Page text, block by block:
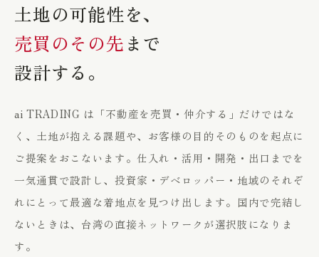
土地の可能性を、
売買のその先まで
設計する。
ai TRADING は「不動産を売買・仲介する」だけではな
く、土地が抱える課題や、お客様の目的そのものを起点に
ご提案をおこないます。仕入れ・活用・開発・出口までを
一気通貫で設計し、投資家・デベロッパー・地域のそれぞ
れにとって最適な着地点を見つけ出します。国内で完結し
ないときは、台湾の直接ネットワークが選択肢になりま
す。